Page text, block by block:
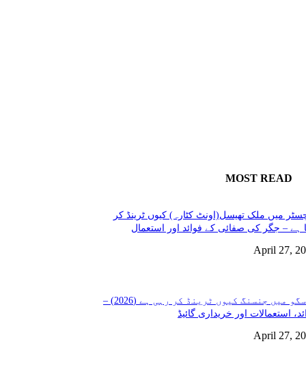
MOST READ
میں ملک تھیسل(اونٹ کٹارہ) کیوں ٹرینڈ کر
ہے – جگر کی صفائی کے فوائد اور استعمال
April 27,
گلاسگو میں جنسنگ کیوں ٹرینڈ کر رہی ہے (2026) –
استعمالات اور خریداری گائیڈ
April 27,